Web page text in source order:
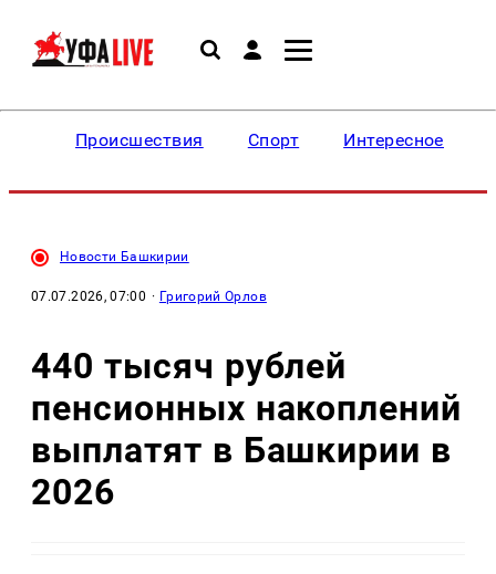
Происшествия Спорт Интересное
Новости Башкирии
07.07.2026, 07:00 · Григорий Орлов
440 тысяч рублей
пенсионных накоплений
выплатят в Башкирии в
2026